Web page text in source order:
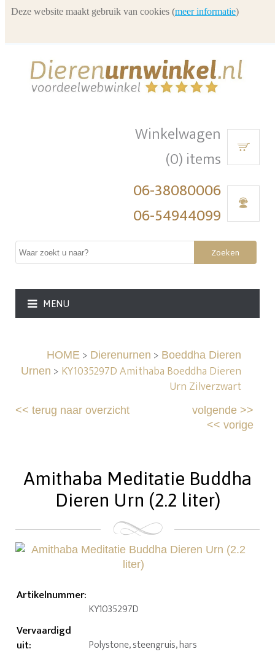
Winkelwagen
(0) items
06-38080006
06-54944099
Zoeken
MENU
HOME> Dierenurnen > Boeddha Dieren
Urnen > KY1035297D Amithaba Boeddha Dieren
Urn Zilverzwart
<<terug naar overzicht volgende>>
<< vorige
Amithaba Meditatie Buddha
Dieren Urn (2.2 liter)
Artikelnummer:
KY1035297D
Vervaardigd
uit: Polystone, steengruis, hars
Deze website maakt gebruik van cookies (meer informatie)